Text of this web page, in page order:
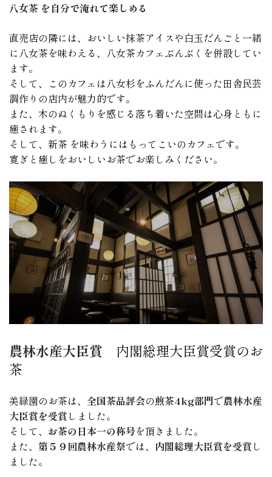
八女茶 を自分で淹れて楽しめる
直売店の隣には、おいしい抹茶アイスや白玉だんごと一緒
に八女茶を味わえる、八女茶カフェぶんぶくを併設してい
ます。
そして、このカフェは八女杉をふんだんに使った田舎民芸
調作りの店内が魅力的です。
また、木のぬくもりを感じる落ち着いた空間は心身ともに
癒されます。
そして、新茶 を味わうにはもってこいのカフェです。
寛ぎと癒しをおいしいお茶でお楽しみください。
農林水産大臣賞 内閣総理大臣賞受賞のお
茶
美緑園のお茶は、 全国茶品評会の煎茶4kg部門で農林水産
大臣賞を受賞しました。
そして、 お茶の日本一の称号を頂きました。
また、 第５９回農林水産祭では、 内閣総理大臣賞を受賞し
ました。